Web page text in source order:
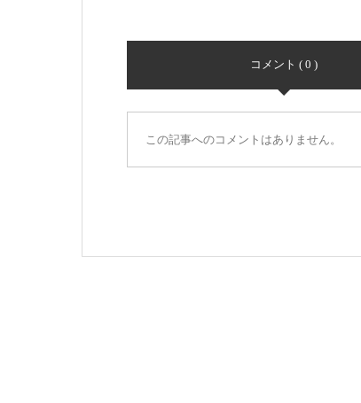
コメント ( 0 )
この記事へのコメントはありません。